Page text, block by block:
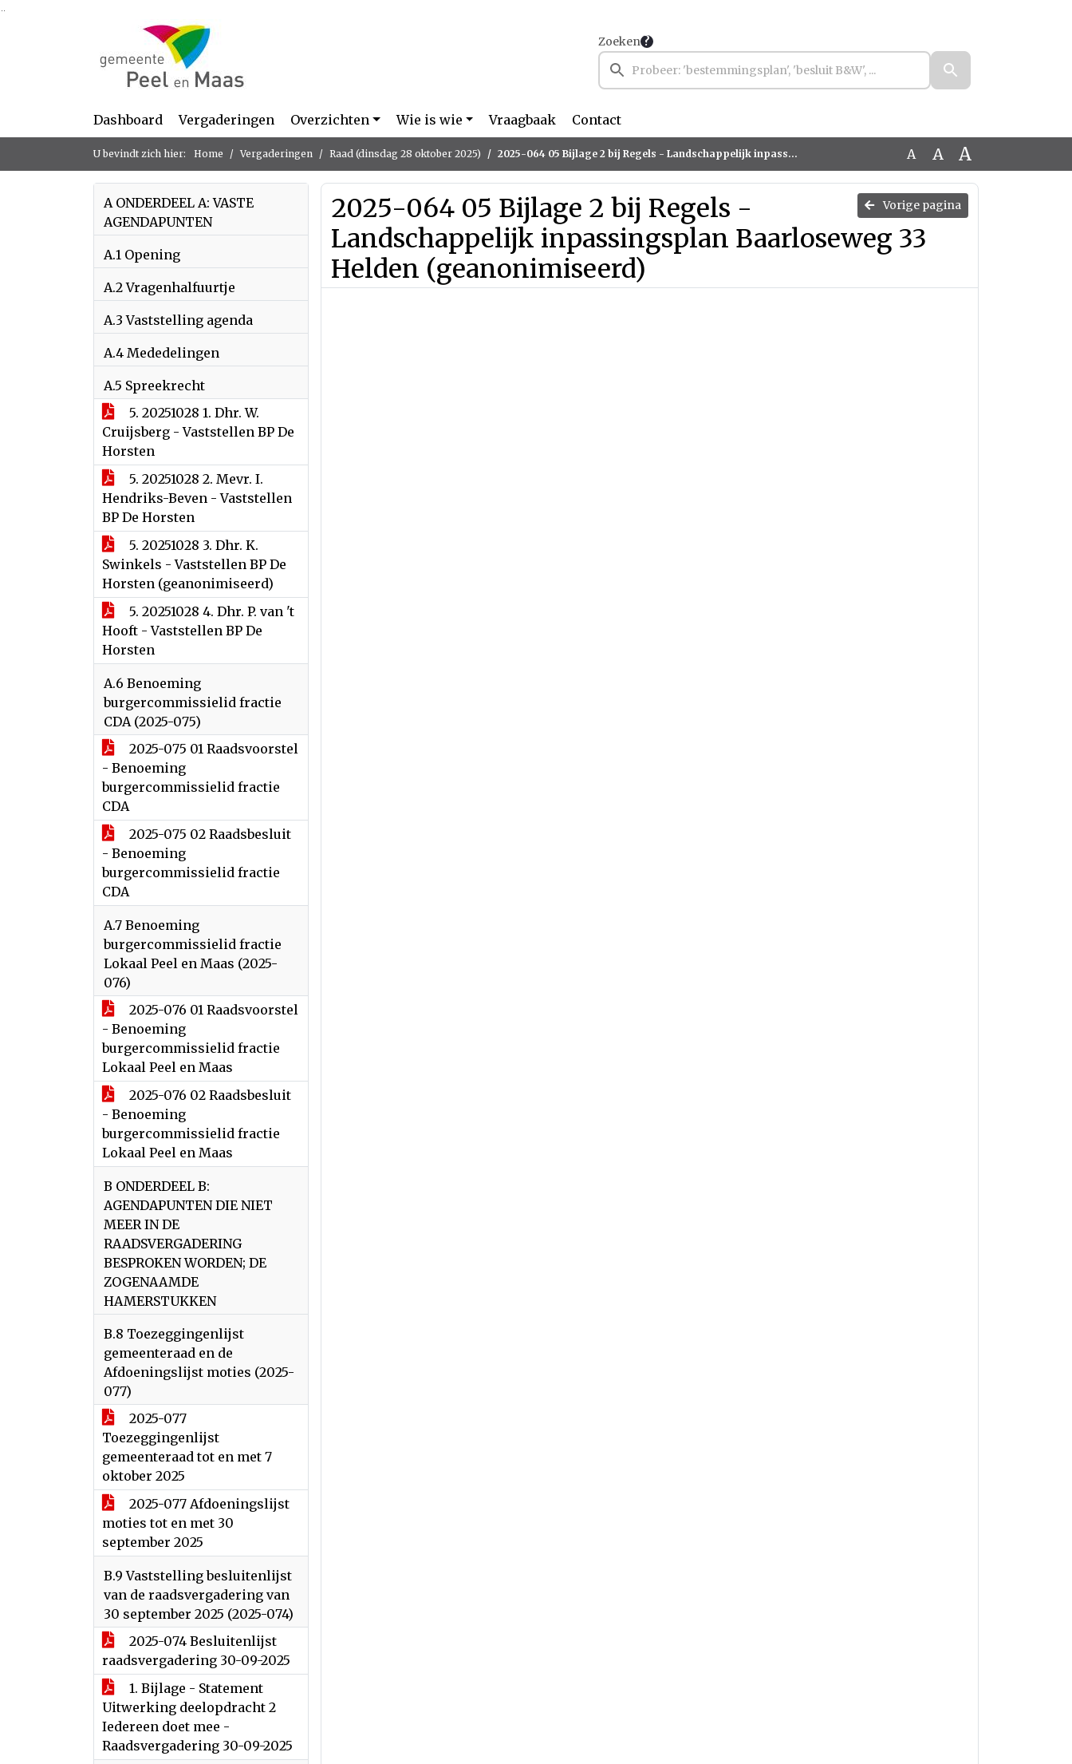
Ga naar de inhoud van deze pagina
Zoeken
Dashboard Vergaderingen Overzichten Wie is wie Vraagbaak Contact
U bevindt zich hier: Home Vergaderingen Raad (dinsdag 28 oktober 2025) 2025-064 05 Bijlage 2 bij Regels - Landschappelijk inpassingsplan Baarloseweg 33 Helden (geanonimiseerd) A A A
A ONDERDEEL A: VASTE
AGENDAPUNTEN
A.1 Opening
A.2 Vragenhalfuurtje
A.3 Vaststelling agenda
A.4 Mededelingen
A.5 Spreekrecht
5. 20251028 1. Dhr. W.
Cruijsberg - Vaststellen BP De
Horsten
5. 20251028 2. Mevr. I.
Hendriks-Beven - Vaststellen
BP De Horsten
5. 20251028 3. Dhr. K.
Swinkels - Vaststellen BP De
Horsten (geanonimiseerd)
5. 20251028 4. Dhr. P. van 't
Hooft - Vaststellen BP De
Horsten
A.6 Benoeming
burgercommissielid fractie
CDA (2025-075)
2025-075 01 Raadsvoorstel
- Benoeming
burgercommissielid fractie
CDA
2025-075 02 Raadsbesluit
- Benoeming
burgercommissielid fractie
CDA
A.7 Benoeming
burgercommissielid fractie
Lokaal Peel en Maas (2025-
076)
2025-076 01 Raadsvoorstel
- Benoeming
burgercommissielid fractie
Lokaal Peel en Maas
2025-076 02 Raadsbesluit
- Benoeming
burgercommissielid fractie
Lokaal Peel en Maas
B ONDERDEEL B:
AGENDAPUNTEN DIE NIET
MEER IN DE
RAADSVERGADERING
BESPROKEN WORDEN; DE
ZOGENAAMDE
HAMERSTUKKEN
B.8 Toezeggingenlijst
gemeenteraad en de
Afdoeningslijst moties (2025-
077)
2025-077
Toezeggingenlijst
gemeenteraad tot en met 7
oktober 2025
2025-077 Afdoeningslijst
moties tot en met 30
september 2025
B.9 Vaststelling besluitenlijst
van de raadsvergadering van
30 september 2025 (2025-074)
2025-074 Besluitenlijst
raadsvergadering 30-09-2025
1. Bijlage - Statement
Uitwerking deelopdracht 2
Iedereen doet mee -
Raadsvergadering 30-09-2025
Vorige pagina
2025-064 05 Bijlage 2 bij Regels -
Landschappelijk inpassingsplan Baarloseweg 33
Helden (geanonimiseerd)